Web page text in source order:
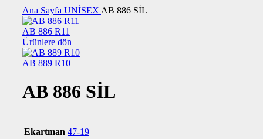
Ana Sayfa UNİSEX AB 886 SİL
AB 886 R11
Ürünlere dön
AB 889 R10
AB 886 SİL
Ekartman 47-19